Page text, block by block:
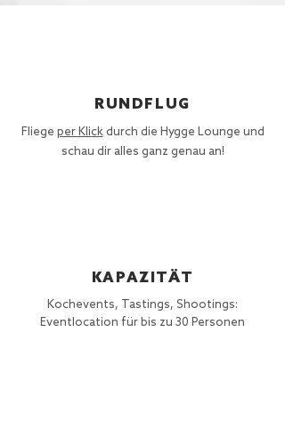
RUNDFLUG
Fliege per Klickdurch die Hygge Lounge und
schau dir alles ganz genau an!
KAPAZITÄT
Kochevents, Tastings, Shootings:
Eventlocation für bis zu 30 Personen